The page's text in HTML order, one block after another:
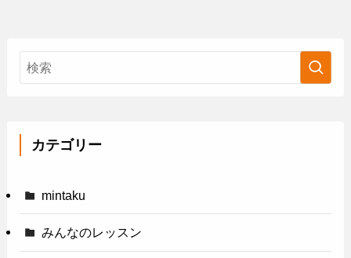
カテゴリー
mintaku
みんなのレッスン